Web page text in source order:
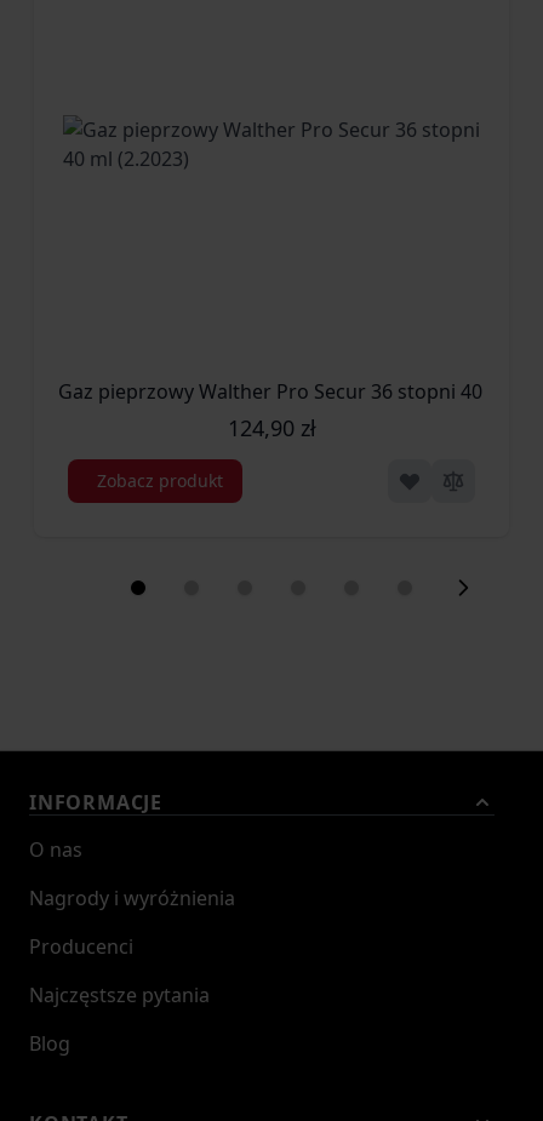
Gaz pieprzowy Walther Pro Secur 36 stopni 40 ml
124,90 zł
Zobacz produkt
INFORMACJE
O nas
Nagrody i wyróżnienia
Producenci
Najczęstsze pytania
Blog